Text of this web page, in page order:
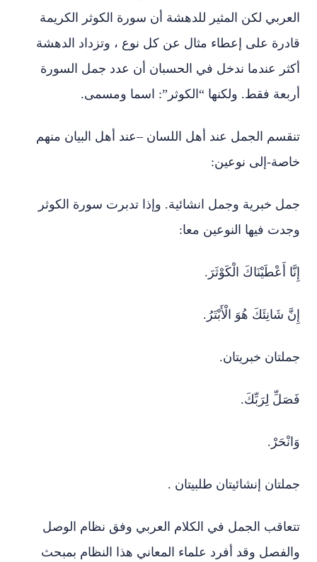
العربي لكن المثير للدهشة أن سورة الكوثر الكريمة
قادرة على إعطاء مثال عن كل نوع ، وتزداد الدهشة
أكثر عندما ندخل في الحسبان أن عدد جمل السورة
أربعة فقط. ولكنها “الكوثر”: اسما ومسمى.
تنقسم الجمل عند أهل اللسان –عند أهل البيان منهم
خاصة-إلى نوعين:
جمل خبرية وجمل انشائية. وإذا تدبرت سورة الكوثر
وجدت فيها النوعين معا:
إِنَّا أَعْطَيْنَاكَ الْكَوْثَرَ.
إِنَّ شَانِئَكَ هُوَ الْأَبْتَرُ.
جملتان خبريتان.
فَصَلِّ لِرَبِّكَ.
وَانْحَرْ.
جملتان إنشائيتان طلبيتان .
تتعاقب الجمل في الكلام العربي وفق نظام الوصل
والفصل وقد أفرد علماء المعاني هذا النظام بمبحث